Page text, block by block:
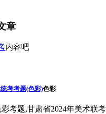
章
内容吧
考考题(色彩)色彩
考题,甘肃省2024年美术联